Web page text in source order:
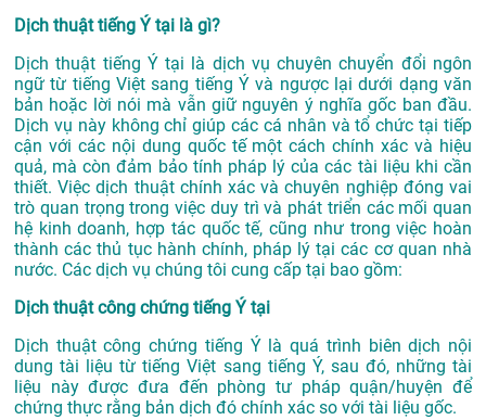
Dịch thuật tiếng Ý tại là gì?
Dịch thuật tiếng Ý tại là dịch vụ chuyên chuyển đổi ngôn
ngữ từ tiếng Việt sang tiếng Ý và ngược lại dưới dạng văn
bản hoặc lời nói mà vẫn giữ nguyên ý nghĩa gốc ban đầu.
Dịch vụ này không chỉ giúp các cá nhân và tổ chức tại tiếp
cận với các nội dung quốc tế một cách chính xác và hiệu
quả, mà còn đảm bảo tính pháp lý của các tài liệu khi cần
thiết. Việc dịch thuật chính xác và chuyên nghiệp đóng vai
trò quan trọng trong việc duy trì và phát triển các mối quan
hệ kinh doanh, hợp tác quốc tế, cũng như trong việc hoàn
thành các thủ tục hành chính, pháp lý tại các cơ quan nhà
nước. Các dịch vụ chúng tôi cung cấp tại bao gồm:
Dịch thuật công chứng tiếng Ý tại
Dịch thuật công chứng tiếng Ý là quá trình biên dịch nội
dung tài liệu từ tiếng Việt sang tiếng Ý, sau đó, những tài
liệu này được đưa đến phòng tư pháp quận/huyện để
chứng thực rằng bản dịch đó chính xác so với tài liệu gốc.